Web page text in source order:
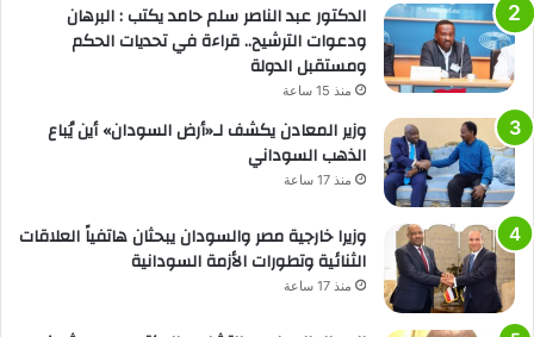
الدكتور عبد الناصر سلم حامد يكتب : البرهان
ودعوات الترشيح.. قراءة في تحديات الحكم
ومستقبل الدولة
منذ 15 ساعة
وزير المعادن يكشف لـ«أرض السودان» أين يُباع
الذهب السوداني
منذ 17 ساعة
وزيرا خارجية مصر والسودان يبحثان هاتفياً العلاقات
الثنائية وتطورات الأزمة السودانية
منذ 17 ساعة